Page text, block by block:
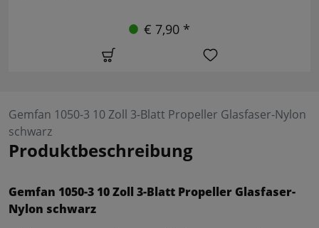
€ 7,90 *
Gemfan 1050-3 10 Zoll 3-Blatt Propeller Glasfaser-Nylon
schwarz
Produktbeschreibung
Gemfan 1050-3 10 Zoll 3-Blatt Propeller Glasfaser-
Nylon schwarz